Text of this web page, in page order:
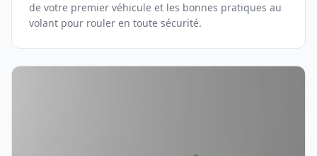
de votre premier véhicule et les bonnes pratiques au
volant pour rouler en toute sécurité.